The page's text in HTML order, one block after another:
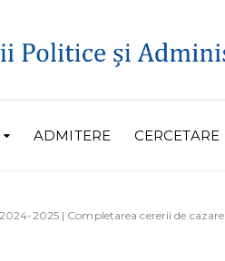
ADMITERE CERCETARE
2025 | Completarea cererii de cazare